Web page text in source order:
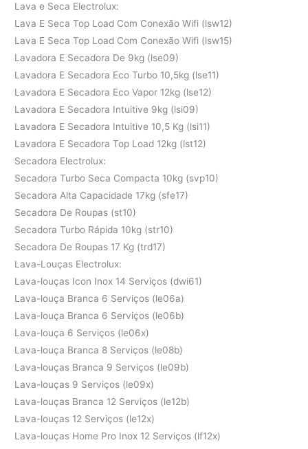
Lava e Seca Electrolux:
Lava E Seca Top Load Com Conexão Wifi (lsw12)
Lava E Seca Top Load Com Conexão Wifi (lsw15)
Lavadora E Secadora De 9kg (lse09)
Lavadora E Secadora Eco Turbo 10,5kg (lse11)
Lavadora E Secadora Eco Vapor 12kg (lse12)
Lavadora E Secadora Intuitive 9kg (lsi09)
Lavadora E Secadora Intuitive 10,5 Kg (lsi11)
Lavadora E Secadora Top Load 12kg (lst12)
Secadora Electrolux:
Secadora Turbo Seca Compacta 10kg (svp10)
Secadora Alta Capacidade 17kg (sfe17)
Secadora De Roupas (st10)
Secadora Turbo Rápida 10kg (str10)
Secadora De Roupas 17 Kg (trd17)
Lava-Louças Electrolux:
Lava-louças Icon Inox 14 Serviços (dwi61)
Lava-louça Branca 6 Serviços (le06a)
Lava-louça Branca 6 Serviços (le06b)
Lava-louça 6 Serviços (le06x)
Lava-louça Branca 8 Serviços (le08b)
Lava-louças Branca 9 Serviços (le09b)
Lava-louças 9 Serviços (le09x)
Lava-louças Branca 12 Serviços (le12b)
Lava-louças 12 Serviços (le12x)
Lava-louças Home Pro Inox 12 Serviços (lf12x)